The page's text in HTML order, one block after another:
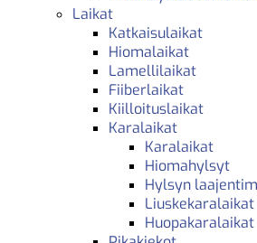
Laikat
Katkaisulaikat
Hiomalaikat
Lamellilaikat
Fiiberlaikat
Kiilloituslaikat
Karalaikat
Karalaikat
Hiomahylsyt
Hylsyn
Liuskekaralaikat
Huopakaralaikat